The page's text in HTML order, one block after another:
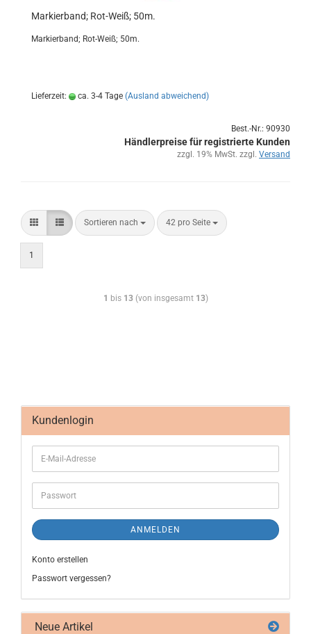
Mar­kier­band; Rot-​Weiß; 50m.
Mar­kier­band; Rot-​Weiß; 50m.
Lieferzeit: ca. 3-4 Tage (Ausland abweichend)
Best.-Nr.: 90930
Händlerpreise für registrierte Kunden
zzgl. 19% MwSt. zzgl. Versand
Sortieren nach 42 pro Seite
1
1 bis 13(von insgesamt 13)
Kundenlogin
ANMELDEN
Konto erstellen
Passwort vergessen?
Neue Artikel